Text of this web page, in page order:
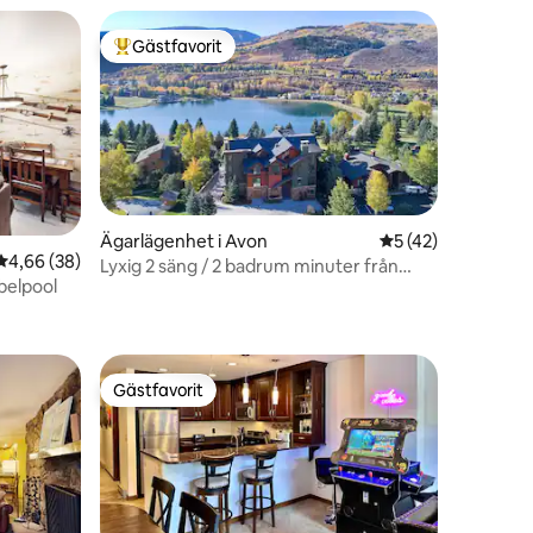
av 5 i genomsnittligt betyg, 38 omdömen
4,66 (38)
Populär gästfavorit
Gästfavorit
Ägarlägenhet i Avon 5 av 5 i
5 (42)
Lyxig 2 säng / 2 badrum minuter från
Gästfavorit
Gästfavorit